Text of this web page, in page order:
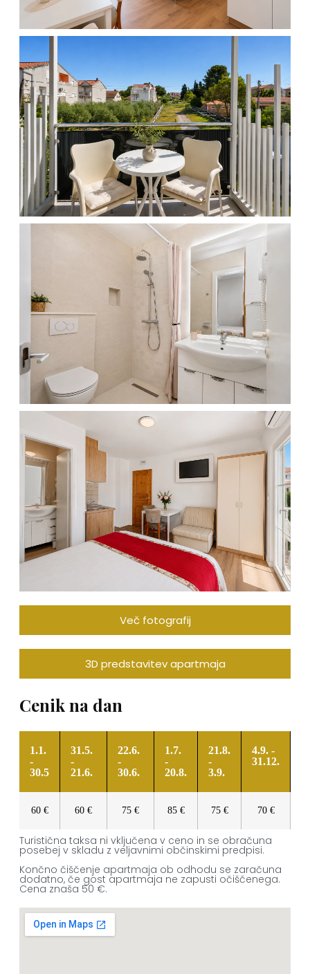
Več fotografij
3D predstavitev apartmaja
Cenik na dan
1.1.
-
30.5
31.5.
-
21.6.
22.6.
-
30.6.
1.7.
-
20.8.
21.8.
-
3.9.
4.9. -
31.12.
60 € 60 € 75 € 85 € 75 € 70 €
Turistična taksa ni vključena v ceno in se obračuna
posebej v skladu z veljavnimi občinskimi predpisi.
Končno čiščenje apartmaja ob odhodu se zaračuna
dodatno, če gost apartmaja ne zapusti očiščenega.
Cena znaša 50 €.